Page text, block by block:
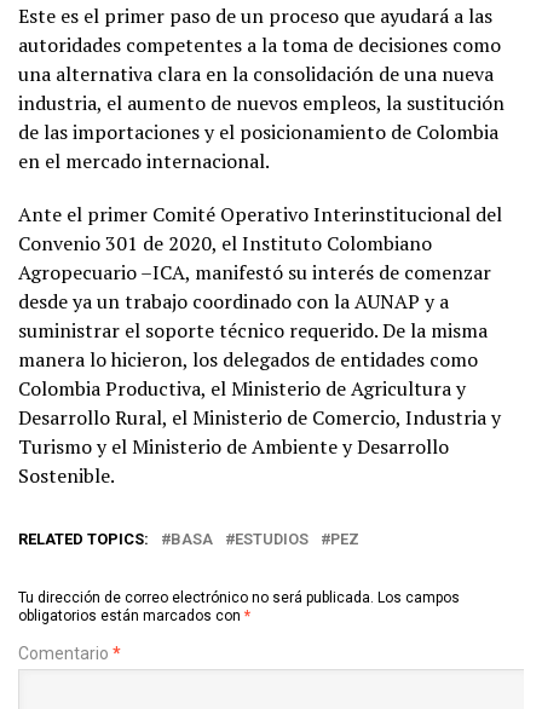
Este es el primer paso de un proceso que ayudará a las
autoridades competentes a la toma de decisiones como
una alternativa clara en la consolidación de una nueva
industria, el aumento de nuevos empleos, la sustitución
de las importaciones y el posicionamiento de Colombia
en el mercado internacional.
Ante el primer Comité Operativo Interinstitucional del
Convenio 301 de 2020, el Instituto Colombiano
Agropecuario –ICA, manifestó su interés de comenzar
desde ya un trabajo coordinado con la AUNAP y a
suministrar el soporte técnico requerido. De la misma
manera lo hicieron, los delegados de entidades como
Colombia Productiva, el Ministerio de Agricultura y
Desarrollo Rural, el Ministerio de Comercio, Industria y
Turismo y el Ministerio de Ambiente y Desarrollo
Sostenible.
RELATED TOPICS: BASA ESTUDIOS PEZ
Tu dirección de correo electrónico no será publicada. Los campos
obligatorios están marcados con *
Comentario *